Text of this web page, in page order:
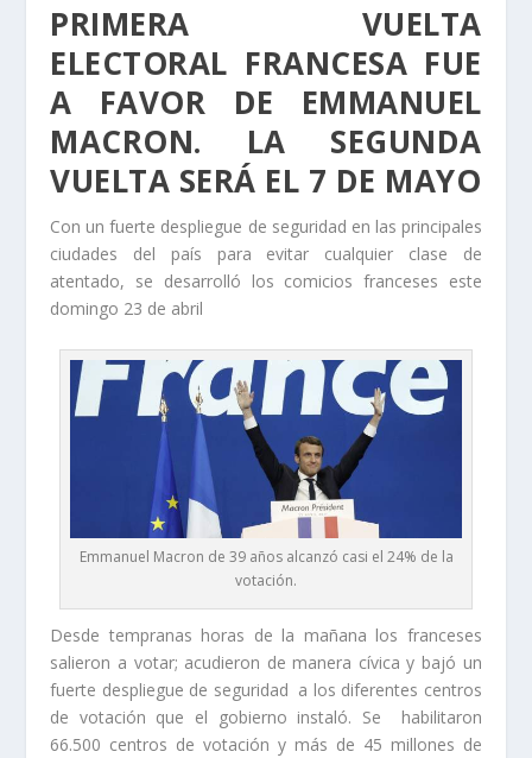
PRIMERA VUELTA
ELECTORAL FRANCESA FUE
A FAVOR DE EMMANUEL
MACRON. LA SEGUNDA
VUELTA SERÁ EL 7 DE MAYO
Con un fuerte despliegue de seguridad en las principales
ciudades del país para evitar cualquier clase de
atentado, se desarrolló los comicios franceses este
domingo 23 de abril
Emmanuel Macron de 39 años alcanzó casi el 24% de la
votación.
Desde tempranas horas de la mañana los franceses
salieron a votar; acudieron de manera cívica y bajó un
fuerte despliegue de seguridad a los diferentes centros
de votación que el gobierno instaló. Se habilitaron
66.500 centros de votación y más de 45 millones de